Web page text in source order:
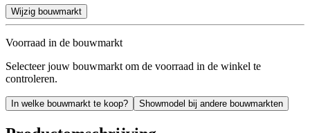
Wijzig bouwmarkt
Voorraad in de bouwmarkt
Selecteer jouw bouwmarkt om de voorraad in de winkel te
controleren.
In welke bouwmarkt te koop? Showmodel bij andere bouwmarkten